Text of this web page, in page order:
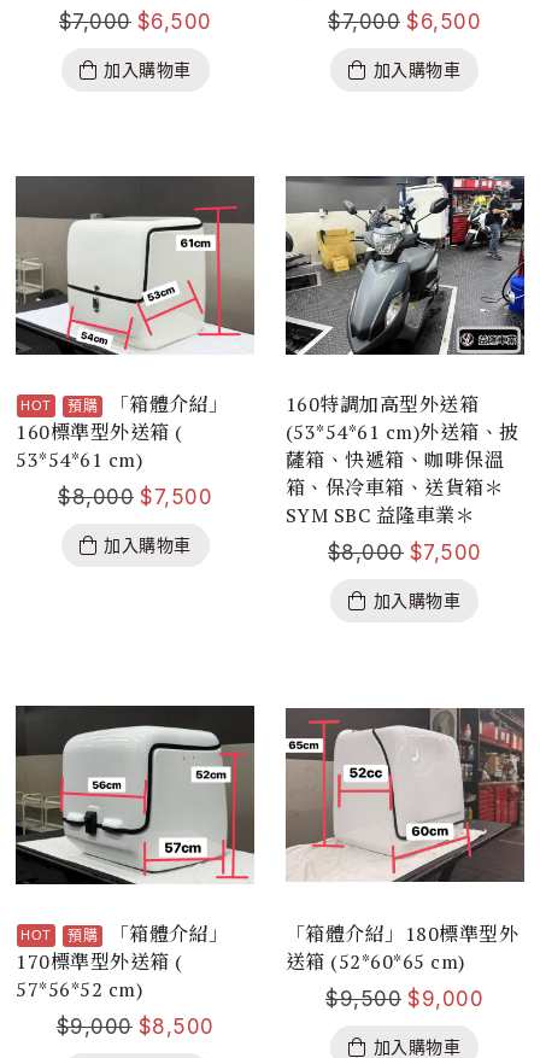
$7,000 $6,500
加入購物車
$7,000 $6,500
加入購物車
預購
「箱體介紹」
160標準型外送箱 (
53*54*61 cm)
$8,000 $7,500
加入購物車
160特調加高型外送箱
(53*54*61 cm)外送箱、披
薩箱、快遞箱、咖啡保溫
箱、保冷車箱、送貨箱＊
SYM SBC 益隆車業＊
$8,000 $7,500
加入購物車
預購
「箱體介紹」
170標準型外送箱 (
57*56*52 cm)
$9,000 $8,500
「箱體介紹」180標準型外
送箱 (52*60*65 cm)
$9,500 $9,000
加入購物車